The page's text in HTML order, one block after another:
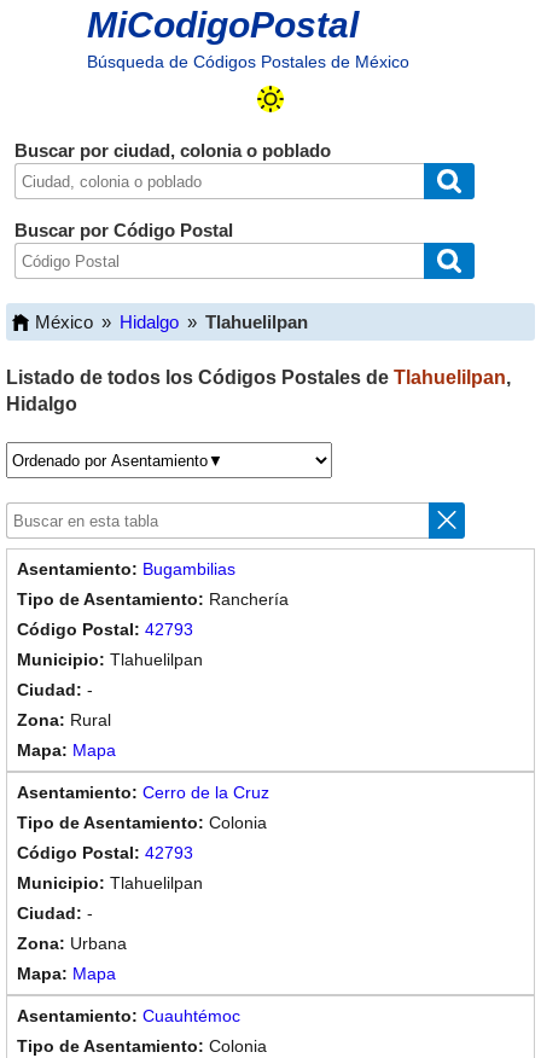
MiCodigoPostal
Búsqueda de Códigos Postales de México
Buscar por ciudad, colonia o poblado
Buscar por Código Postal
México » Hidalgo » Tlahuelilpan
Listado de todos los Códigos Postales de Tlahuelilpan,
Hidalgo
Bugambilias
Ranchería
42793
Tlahuelilpan
-
Rural
Mapa
Cerro de la Cruz
Colonia
42793
Tlahuelilpan
-
Urbana
Mapa
Cuauhtémoc
Colonia